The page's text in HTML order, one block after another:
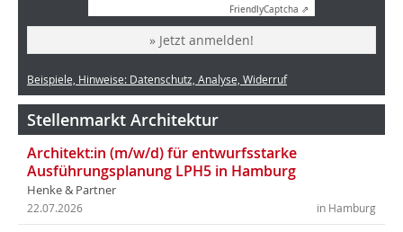
FriendlyCaptcha ⇗
» Jetzt anmelden!
Beispiele, Hinweise: Datenschutz, Analyse, Widerruf
Stellenmarkt Architektur
Architekt:in (m/w/d) für entwurfsstarke
Ausführungsplanung LPH5 in Hamburg
Henke & Partner
in Hamburg
22.07.2026